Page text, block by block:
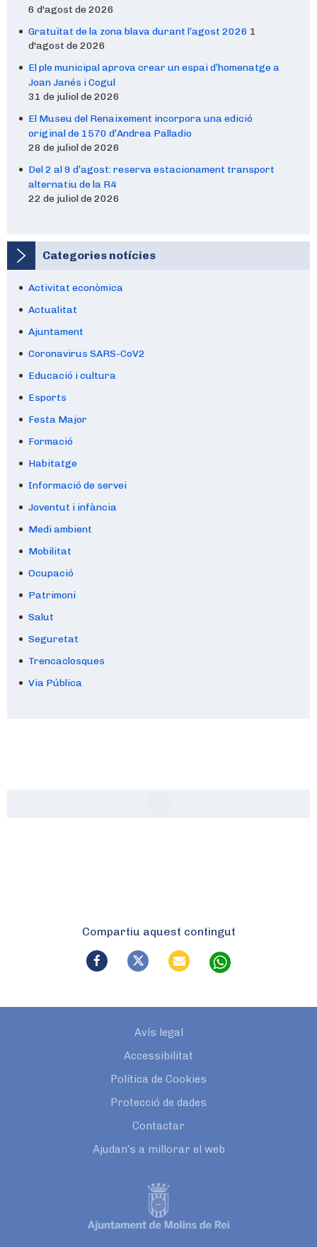
6 d'agost de 2026
Gratuïtat de la zona blava durant l’agost 2026 1
d'agost de 2026
El ple municipal aprova crear un espai d’homenatge a
Joan Janés i Cogul
31 de juliol de 2026
El Museu del Renaixement incorpora una edició
original de 1570 d’Andrea Palladio
28 de juliol de 2026
Del 2 al 9 d’agost: reserva estacionament transport
alternatiu de la R4
22 de juliol de 2026
Categories notícies
Activitat econòmica
Actualitat
Ajuntament
Coronavirus SARS-CoV2
Educació i cultura
Esports
Festa Major
Formació
Habitatge
Informació de servei
Joventut i infància
Medi ambient
Mobilitat
Ocupació
Patrimoni
Salut
Seguretat
Trencaclosques
Via Pública
Compartiu aquest contingut
Avís legal
Accessibilitat
Política de Cookies
Protecció de dades
Contactar
Ajudan’s a millorar el web